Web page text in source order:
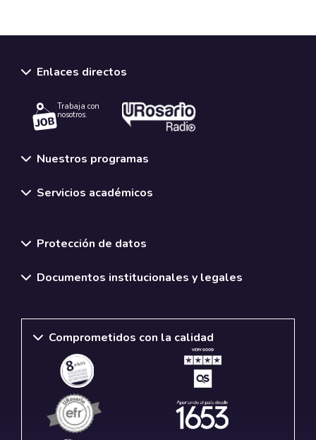
Enlaces directos
Trabaja con
nosotros.
Nuestros programas
Servicios académicos
Protección de datos
Documentos institucionales y legales
Comprometidos con la calidad